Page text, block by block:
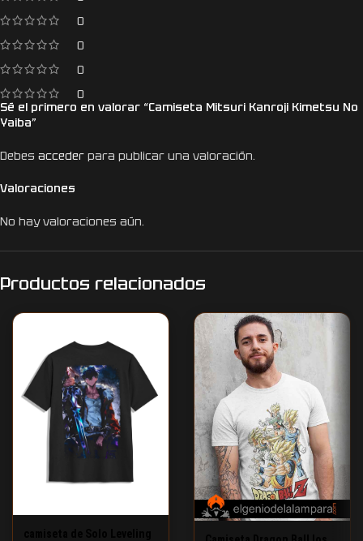
0
0
0
0
Valoraciones
No hay valoraciones aún.
Sé el primero en valorar “Camiseta Mitsuri Kanroji Kimetsu No
Yaiba”
Debes acceder para publicar una valoración.
Productos relacionados